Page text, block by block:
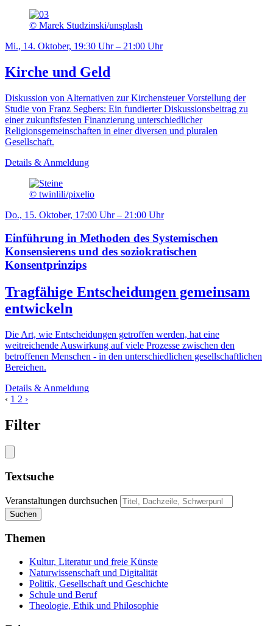
© Marek Studzinski/unsplash
Mi., 14. Oktober, 19:30 Uhr – 21:00 Uhr
Kirche und Geld
Diskussion von Alternativen zur Kirchensteuer Vorstellung der
Studie von Franz Segbers: Ein fundierter Diskussionsbeitrag zu
einer zukunftsfesten Finanzierung unterschiedlicher
Religionsgemeinschaften in einer diversen und pluralen
Gesellschaft.
Details & Anmeldung
© twinlili/pixelio
Do., 15. Oktober, 17:00 Uhr – 21:00 Uhr
Einführung in Methoden des Systemischen
Konsensierens und des soziokratischen
Konsentprinzips
Tragfähige Entscheidungen gemeinsam
entwickeln
Die Art, wie Entscheidungen getroffen werden, hat eine
weitreichende Auswirkung auf viele Prozesse zwischen den
betroffenen Menschen - in den unterschiedlichen gesellschaftlichen
Bereichen.
Details & Anmeldung
‹ 1 2 ›
Filter
Textsuche
Veranstaltungen durchsuchen
Suchen
Themen
Kultur, Literatur und freie Künste
Naturwissenschaft und Digitalität
Politik, Gesellschaft und Geschichte
Schule und Beruf
Theologie, Ethik und Philosophie